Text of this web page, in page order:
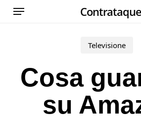
Skip
Contrataque
Menu
Televisione
Cosa
su